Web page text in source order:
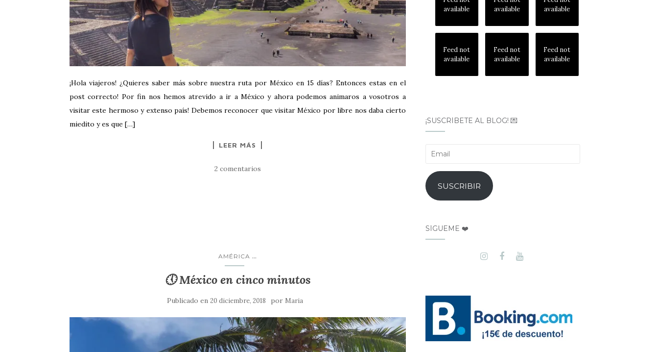
¡Hola viajeros! ¿Quieres saber más sobre nuestra ruta por México en 15 días? Entonces estas en el
post correcto! Por fin nos hemos atrevido a ir a México y ahora podemos animaros a vosotros a
visitar este hermoso y extenso país! Debemos reconocer que visitar México por libre nos daba cierto
miedito y es que […]
LEER MÁS
2 comentarios
AMÉRICA ...
🕔 México en cinco minutos
Publicado en20 diciembre, 2018 por Maria
available
available
available
Feed not
available
Feed not
available
Feed not
available
¡SUSCRÍBETE AL BLOG! 💌
Email
SUSCRIBIR
SÍGUEME ❤️